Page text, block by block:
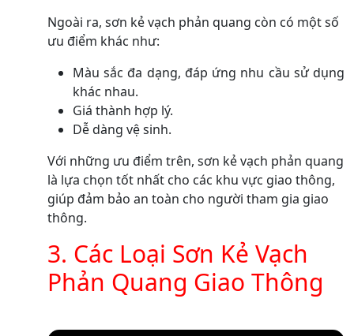
Ngoài ra, sơn kẻ vạch phản quang còn có một số
ưu điểm khác như:
Màu sắc đa dạng, đáp ứng nhu cầu sử dụng
khác nhau.
Giá thành hợp lý.
Dễ dàng vệ sinh.
Với những ưu điểm trên, sơn kẻ vạch phản quang
là lựa chọn tốt nhất cho các khu vực giao thông,
giúp đảm bảo an toàn cho người tham gia giao
thông.
3. Các Loại Sơn Kẻ Vạch
Phản Quang Giao Thông